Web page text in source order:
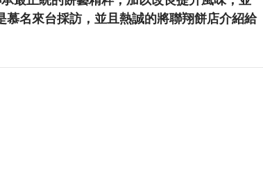
名來台採訪，並且熱誠的將聯翔餅店介紹給